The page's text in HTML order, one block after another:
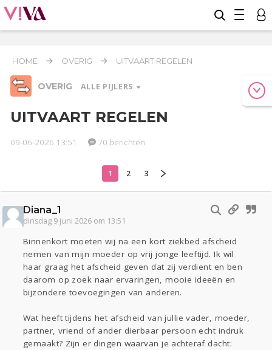
HOME OVERIG UITVAART REGELEN
OVERIG ALLE PIJLERS
Relaties Werk & Studie
Overig
Actueel
Lijf & Lijn
Kinderen
Digi
Zwanger
Psyche Thuis
Klussen
Sport
Contact Viva zoekt
Aangeboden
Gevraagd
Doen
Lezen
UITVAART REGELEN
09-06-2026 13:51 70 berichten
1 2 3
Diana_1
dinsdag 9 juni 2026 om 13:51
Binnenkort moeten wij na een kort ziekbed afscheid
nemen van mijn moeder op vrij jonge leeftijd. Ik wil
haar graag het afscheid geven dat zij verdient en ben
daarom op zoek naar ervaringen, mooie ideeën en
bijzondere toevoegingen van anderen.
Wat heeft tijdens het afscheid van jullie vader, moeder,
partner, vriend of ander dierbaar persoon echt indruk
gemaakt? Zijn er dingen waarvan je achteraf dacht: